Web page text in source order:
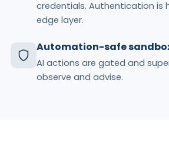
credentials. Authentication is
edge layer.
Automation-safe
AI actions are gated and
observe and advise.